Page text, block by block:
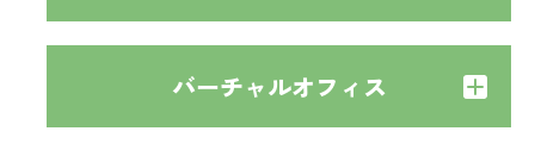
バーチャルオフィス